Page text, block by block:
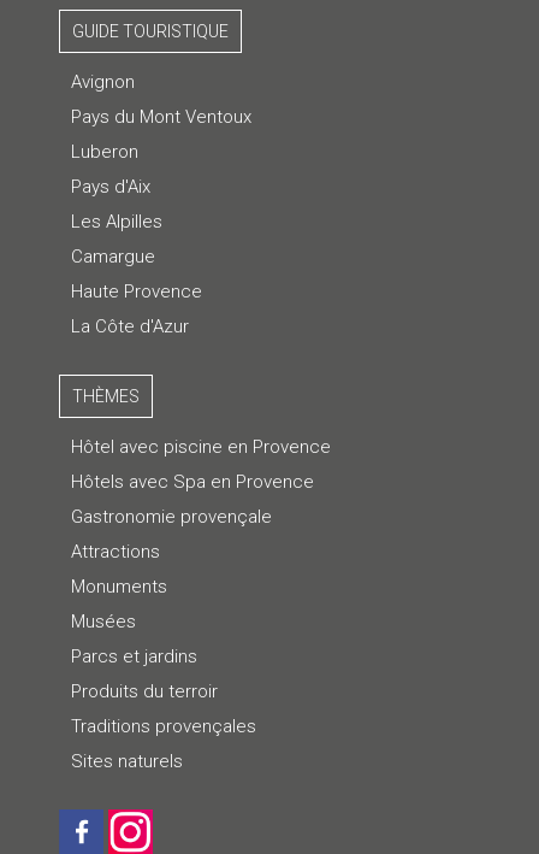
GUIDE TOURISTIQUE
Avignon
Pays du Mont Ventoux
Luberon
Pays d'Aix
Les Alpilles
Camargue
Haute Provence
La Côte d'Azur
THÈMES
Hôtel avec piscine en Provence
Hôtels avec Spa en Provence
Gastronomie provençale
Attractions
Monuments
Musées
Parcs et jardins
Produits du terroir
Traditions provençales
Sites naturels